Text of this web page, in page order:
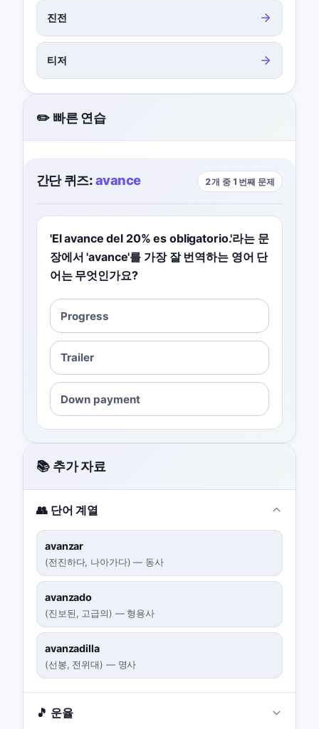
진전
티저
✏️ 빠른 연습
간단 퀴즈:avance 2개 중 1번째 문제
'El avance del 20% es obligatorio.'라는 문
장에서 'avance'를 가장 잘 번역하는 영어 단
어는 무엇인가요?
Progress
Trailer
Down payment
📚 추가 자료
👥 단어 계열
avanzar
(전진하다, 나아가다) — 동사
avanzado
(진보된, 고급의) — 형용사
avanzadilla
(선봉, 전위대) — 명사
🎵 운율